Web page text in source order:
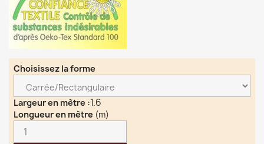
Choisissez la forme
Largeur en mètre :1.6
Longueur en mètre (m)